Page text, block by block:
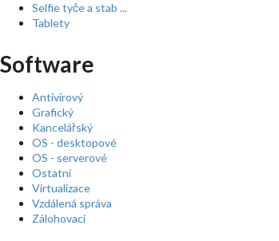
Selfie tyče a stab ...
Tablety
Software
Antivirový
Grafický
Kancelářský
OS - desktopové
OS - serverové
Ostatní
Virtualizace
Vzdálená správa
Zálohovací